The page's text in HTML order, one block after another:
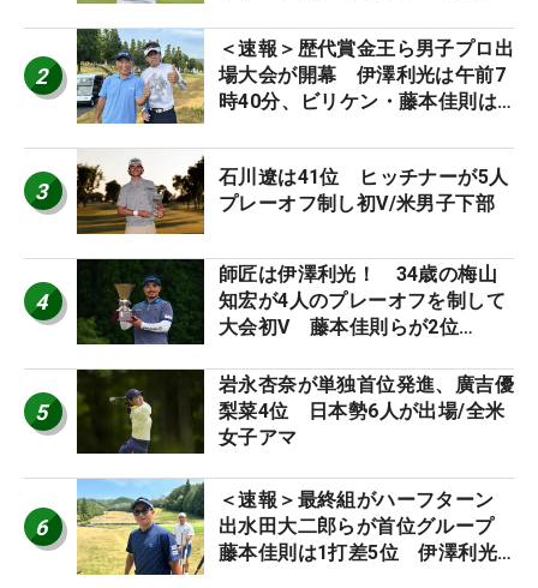
2
＜速報＞歴代賞金王ら男子プロ出
場大会が開幕 伊澤利光は午前7
時40分、ビリケン・藤本佳則は
STAGE JOYX OPEN】
3
石川遼は41位 ヒッチナーが5人
プレーオフ制し初V/米男子下部
4
師匠は伊澤利光！ 34歳の梅山
知宏が4人のプレーオフを制して
大会初V 藤本佳則らが2位
5
岩永杏奈が単独首位発進、廣吉優
梨菜4位 日本勢6人が出場/全米
女子アマ
6
＜速報＞最終組がハーフターン
出水田大二郎らが首位グループ
藤本佳則は1打差5位 伊澤利光